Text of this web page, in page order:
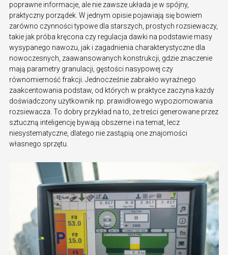
poprawne informacje, ale nie zawsze układa je w spójny,
praktyczny porządek. W jednym opisie pojawiają się bowiem
zarówno czynności typowe dla starszych, prostych rozsiewaczy,
takie jak próba kręcona czy regulacja dawki na podstawie masy
wysypanego nawozu, jak i zagadnienia charakterystyczne dla
nowoczesnych, zaawansowanych konstrukcji, gdzie znaczenie
mają parametry granulacji, gęstości nasypowej czy
równomierność frakcji. Jednocześnie zabrakło wyraźnego
zaakcentowania podstaw, od których w praktyce zaczyna każdy
doświadczony użytkownik np. prawidłowego wypoziomowania
rozsiewacza. To dobry przykład na to, że treści generowane przez
sztuczną inteligencję bywają obszerne i na temat, lecz
niesystematyczne, dlatego nie zastąpią one znajomości
własnego sprzętu.